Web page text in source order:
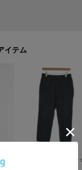
イテム